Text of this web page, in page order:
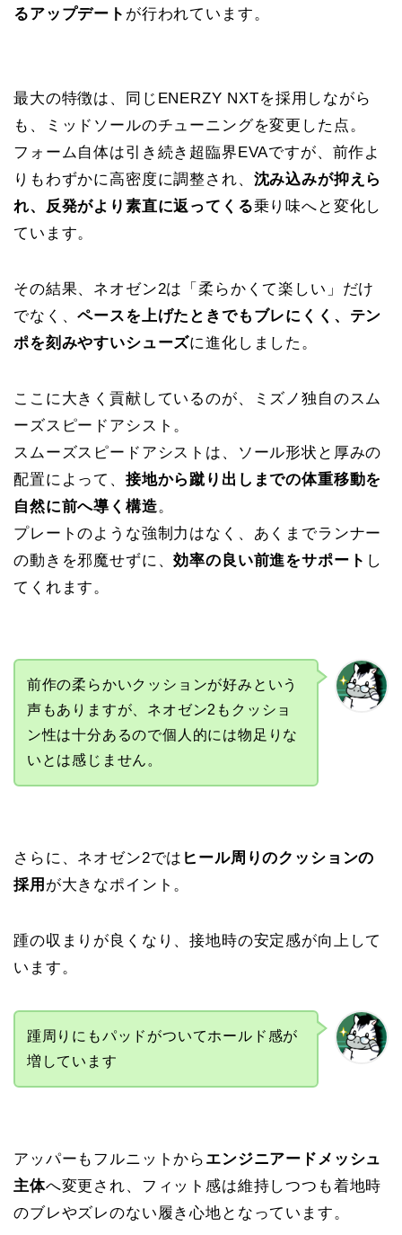
るアップデート が行われています。
最大の特徴は、同じENERZY NXTを採用しながら
も、ミッドソールのチューニングを変更した点。
フォーム自体は引き続き超臨界EVAですが、前作よ
りもわずかに高密度に調整され、 沈み込みが抑えら
れ、反発がより素直に返ってくる乗り味へと変化し
ています。
その結果、ネオゼン2は「柔らかくて楽しい」だけ
でなく、ペースを上げたときでもブレにくく、テン
ポを刻みやすいシューズに進化しました。
ここに大きく貢献しているのが、ミズノ独自のスム
ーズスピードアシスト。
スムーズスピードアシストは、ソール形状と厚みの
配置によって、 接地から蹴り出しまでの体重移動を
自然に前へ導く構造。
プレートのような強制力はなく、あくまでランナー
の動きを邪魔せずに、効率の良い前進をサポート し
てくれます。
前作の柔らかいクッションが好みという
声もありますが、ネオゼン2もクッショ
ン性は十分あるので個人的には物足りな
いとは感じません。
さらに、ネオゼン2では ヒール周りのクッションの
採用 が大きなポイント。
踵の収まりが良くなり、接地時の安定感が向上して
います。
踵周りにもパッドがついてホールド感が
増しています
アッパーもフルニットから エンジニアードメッシュ
主体へ変更され、フィット感は維持しつつも着地時
のブレやズレのない履き心地となっています。